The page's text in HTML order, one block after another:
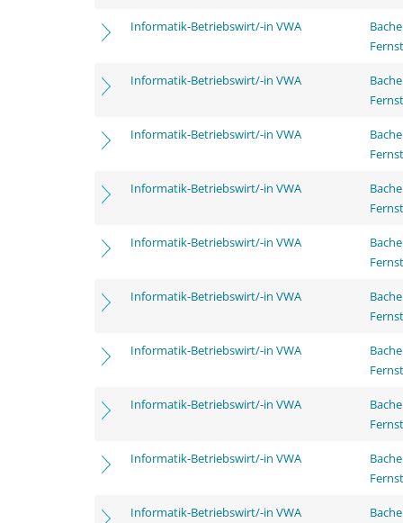
Informatik-Betriebswirt/-in VWA
Informatik-Betriebswirt/-in VWA
Informatik-Betriebswirt/-in VWA
Informatik-Betriebswirt/-in VWA
Informatik-Betriebswirt/-in VWA
Informatik-Betriebswirt/-in VWA
Informatik-Betriebswirt/-in VWA
Informatik-Betriebswirt/-in VWA
Informatik-Betriebswirt/-in VWA
Informatik-Betriebswirt/-in VWA